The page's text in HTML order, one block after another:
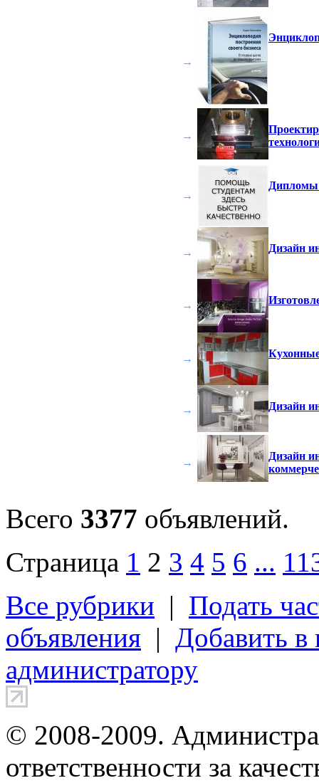
→
→
→
Дипломы
→ Дизайн
→
→
→ Дизайн
→
Дизайн
Всего 3377 объявлений.
Страница 1 2 3 4 5 6 ...
Все рубрики | Подать
объявления | Добавить в
администратору
© 2008-2009.
ответственности за